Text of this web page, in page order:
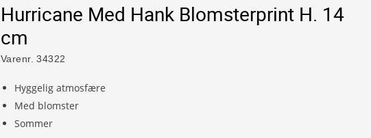
Hurricane Med Hank Blomsterprint H. 14
cm
Varenr. 34322
Hyggelig atmosfære
Med blomster
Sommer